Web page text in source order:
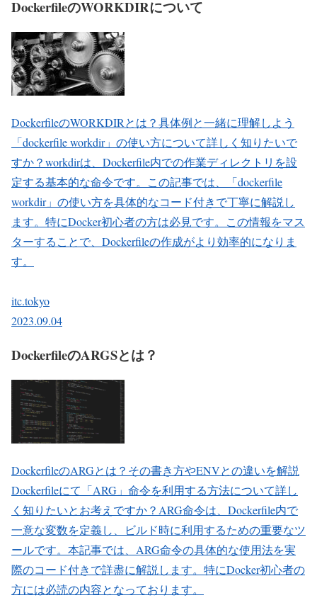
DockerfileのWORKDIRについて
DockerfileのWORKDIRとは？具体例と一緒に理解しよう
「dockerfile workdir」の使い方について詳しく知りたいで
すか？workdirは、Dockerfile内での作業ディレクトリを設
定する基本的な命令です。この記事では、「dockerfile
workdir」の使い方を具体的なコード付きで丁寧に解説し
ます。特にDocker初心者の方は必見です。この情報をマス
ターすることで、Dockerfileの作成がより効率的になりま
す。
itc.tokyo
2023.09.04
DockerfileのARGSとは？
DockerfileのARGとは？その書き方やENVとの違いを解説
Dockerfileにて「ARG」命令を利用する方法について詳し
く知りたいとお考えですか？ARG命令は、Dockerfile内で
一意な変数を定義し、ビルド時に利用するための重要なツ
ールです。本記事では、ARG命令の具体的な使用法を実
際のコード付きで詳盡に解説します。特にDocker初心者の
方には必読の内容となっております。